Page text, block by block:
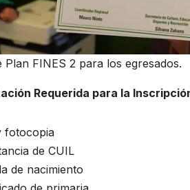
Plan FINES 2 para los egresados.
Requerida para la
fotocopia
de CUIL
de nacimiento